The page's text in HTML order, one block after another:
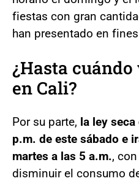
fiestas con gran
han presentado en
¿Hasta
en Cali?
Por su parte, la ley
p.m. de este sábado e
martes a las 5 a.m.,
disminuir el consumo